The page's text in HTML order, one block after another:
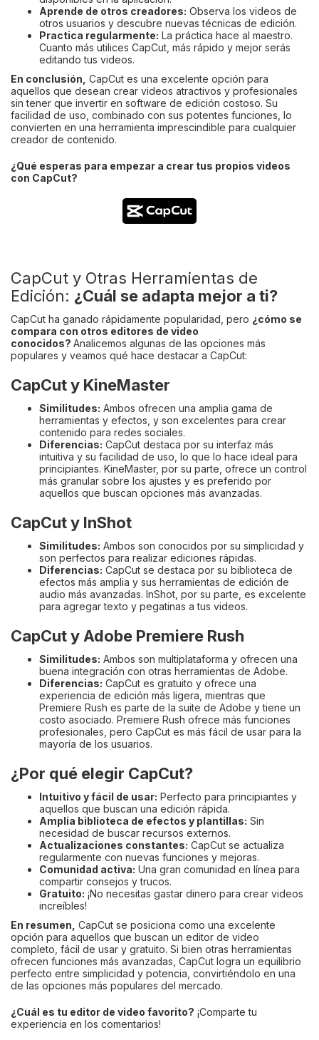
Aprende de otros creadores: Observa los videos de
otros usuarios y descubre nuevas técnicas de edición.
Practica regularmente: La práctica hace al maestro.
Cuanto más utilices CapCut, más rápido y mejor serás
editando tus videos.
En conclusión, CapCut es una excelente opción para
aquellos que desean crear videos atractivos y profesionales
sin tener que invertir en software de edición costoso. Su
facilidad de uso, combinado con sus potentes funciones, lo
convierten en una herramienta imprescindible para cualquier
creador de contenido.
¿Qué esperas para empezar a crear tus propios videos
con CapCut?
CapCut y Otras Herramientas de
Edición: ¿Cuál se adapta mejor a ti?
CapCut ha ganado rápidamente popularidad, pero ¿cómo se
compara con otros editores de video
conocidos? Analicemos algunas de las opciones más
populares y veamos qué hace destacar a CapCut:
CapCut y KineMaster
Similitudes: Ambos ofrecen una amplia gama de
herramientas y efectos, y son excelentes para crear
contenido para redes sociales.
Diferencias: CapCut destaca por su interfaz más
intuitiva y su facilidad de uso, lo que lo hace ideal para
principiantes. KineMaster, por su parte, ofrece un control
más granular sobre los ajustes y es preferido por
aquellos que buscan opciones más avanzadas.
CapCut y InShot
Similitudes: Ambos son conocidos por su simplicidad y
son perfectos para realizar ediciones rápidas.
Diferencias: CapCut se destaca por su biblioteca de
efectos más amplia y sus herramientas de edición de
audio más avanzadas. InShot, por su parte, es excelente
para agregar texto y pegatinas a tus videos.
CapCut y Adobe Premiere Rush
Similitudes: Ambos son multiplataforma y ofrecen una
buena integración con otras herramientas de Adobe.
Diferencias: CapCut es gratuito y ofrece una
experiencia de edición más ligera, mientras que
Premiere Rush es parte de la suite de Adobe y tiene un
costo asociado. Premiere Rush ofrece más funciones
profesionales, pero CapCut es más fácil de usar para la
mayoría de los usuarios.
¿Por qué elegir CapCut?
Intuitivo y fácil de usar: Perfecto para principiantes y
aquellos que buscan una edición rápida.
Amplia biblioteca de efectos y plantillas: Sin
necesidad de buscar recursos externos.
Actualizaciones constantes: CapCut se actualiza
regularmente con nuevas funciones y mejoras.
Comunidad activa: Una gran comunidad en línea para
compartir consejos y trucos.
Gratuito: ¡No necesitas gastar dinero para crear videos
increíbles!
En resumen, CapCut se posiciona como una excelente
opción para aquellos que buscan un editor de video
completo, fácil de usar y gratuito. Si bien otras herramientas
ofrecen funciones más avanzadas, CapCut logra un equilibrio
perfecto entre simplicidad y potencia, convirtiéndolo en una
de las opciones más populares del mercado.
¿Cuál es tu editor de video favorito? ¡Comparte tu
experiencia en los comentarios!